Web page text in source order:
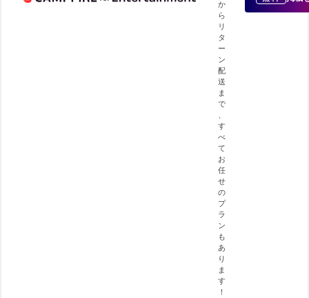
か
ら
リ
タ
ー
ン
配
送
ま
で
、
す
べ
て
お
任
せ
の
プ
ラ
ン
も
あ
り
ま
す
！